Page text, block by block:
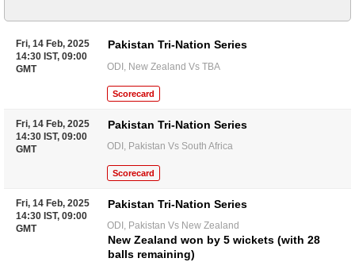
Fri, 14 Feb, 2025
14:30 IST, 09:00
GMT
Pakistan Tri-Nation Series
ODI, New Zealand Vs TBA
Scorecard
Fri, 14 Feb, 2025
14:30 IST, 09:00
GMT
Pakistan Tri-Nation Series
ODI, Pakistan Vs South Africa
Scorecard
Fri, 14 Feb, 2025
14:30 IST, 09:00
GMT
Pakistan Tri-Nation Series
ODI, Pakistan Vs New Zealand
New Zealand won by 5 wickets (with 28
balls remaining)